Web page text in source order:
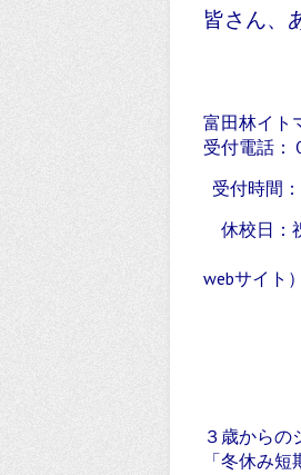
皆さん、
富田林イト
受付電話：
受付時間
休校日：
webサイト）
３歳から
「冬休み